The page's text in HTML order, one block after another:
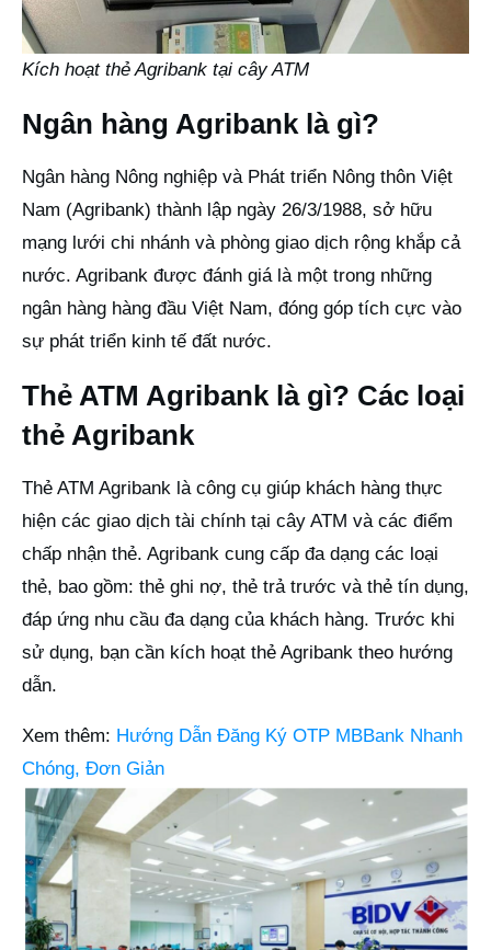
Kích hoạt thẻ Agribank tại cây ATM
Ngân hàng Agribank là gì?
Ngân hàng Nông nghiệp và Phát triển Nông thôn Việt
Nam (Agribank) thành lập ngày 26/3/1988, sở hữu
mạng lưới chi nhánh và phòng giao dịch rộng khắp cả
nước. Agribank được đánh giá là một trong những
ngân hàng hàng đầu Việt Nam, đóng góp tích cực vào
sự phát triển kinh tế đất nước.
Thẻ ATM Agribank là gì? Các loại
thẻ Agribank
Thẻ ATM Agribank là công cụ giúp khách hàng thực
hiện các giao dịch tài chính tại cây ATM và các điểm
chấp nhận thẻ. Agribank cung cấp đa dạng các loại
thẻ, bao gồm: thẻ ghi nợ, thẻ trả trước và thẻ tín dụng,
đáp ứng nhu cầu đa dạng của khách hàng. Trước khi
sử dụng, bạn cần kích hoạt thẻ Agribank theo hướng
dẫn.
Xem thêm: Hướng Dẫn Đăng Ký OTP MBBank Nhanh
Chóng, Đơn Giản